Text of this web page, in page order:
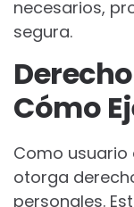
necesarios,
segura.
Cómo
Como usuario
otorga
personales.